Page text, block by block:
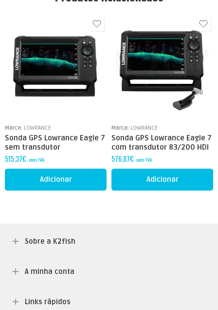
Marca: LOWRANCE
Sonda GPS Lowrance Eagle 7
sem transdutor
515,37€ com IVA
7"
Adicionar
Marca: LOWRANCE
Sonda GPS Lowrance Eagle 7
com transdutor 83/200 HDI
576,87€ com IVA
7"
Adicionar
Sobre a K2fish
A minha conta
Links rápidos